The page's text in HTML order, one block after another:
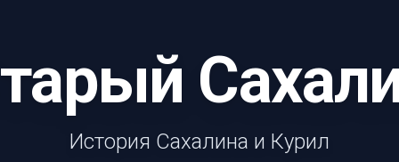
История Сахалина и Курил